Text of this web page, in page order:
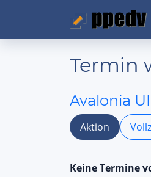
Termin
Avalonia
Aktion
Keine Termine